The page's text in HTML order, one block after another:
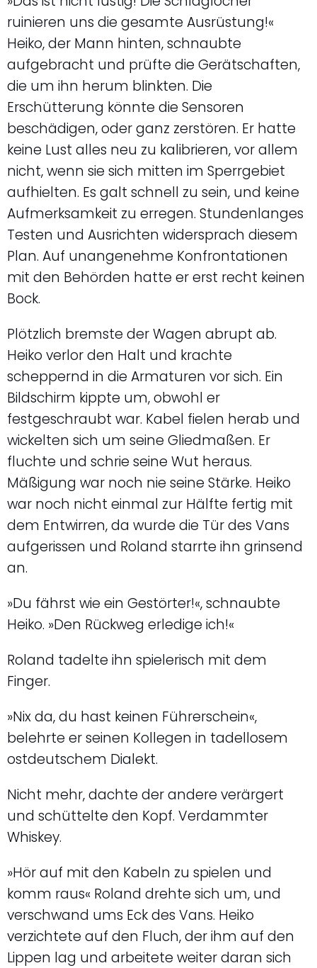
ruinieren uns die gesamte Ausrüstung!«
Heiko, der Mann hinten, schnaubte
aufgebracht und prüfte die Gerätschaften,
die um ihn herum blinkten. Die
Erschütterung könnte die Sensoren
beschädigen, oder ganz zerstören. Er hatte
keine Lust alles neu zu kalibrieren, vor allem
nicht, wenn sie sich mitten im Sperrgebiet
aufhielten. Es galt schnell zu sein, und keine
Aufmerksamkeit zu erregen. Stundenlanges
Testen und Ausrichten widersprach diesem
Plan. Auf unangenehme Konfrontationen
mit den Behörden hatte er erst recht keinen
Bock.
Plötzlich bremste der Wagen abrupt ab.
Heiko verlor den Halt und krachte
scheppernd in die Armaturen vor sich. Ein
Bildschirm kippte um, obwohl er
festgeschraubt war. Kabel fielen herab und
wickelten sich um seine Gliedmaßen. Er
fluchte und schrie seine Wut heraus.
Mäßigung war noch nie seine Stärke. Heiko
war noch nicht einmal zur Hälfte fertig mit
dem Entwirren, da wurde die Tür des Vans
aufgerissen und Roland starrte ihn grinsend
an.
»Du fährst wie ein Gestörter!«, schnaubte
Heiko. »Den Rückweg erledige ich!«
Roland tadelte ihn spielerisch mit dem
Finger.
»Nix da, du hast keinen Führerschein«,
belehrte er seinen Kollegen in tadellosem
ostdeutschem Dialekt.
Nicht mehr, dachte der andere verärgert
und schüttelte den Kopf. Verdammter
Whiskey.
»Hör auf mit den Kabeln zu spielen und
komm raus« Roland drehte sich um, und
verschwand ums Eck des Vans. Heiko
verzichtete auf den Fluch, der ihm auf den
Lippen lag und arbeitete weiter daran sich